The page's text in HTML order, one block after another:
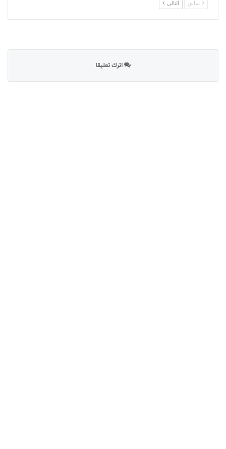
سابق التالى
اترك تعليقا